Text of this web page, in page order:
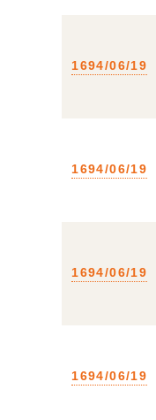
1694/06/19
1694/06/19
1694/06/19
1694/06/19